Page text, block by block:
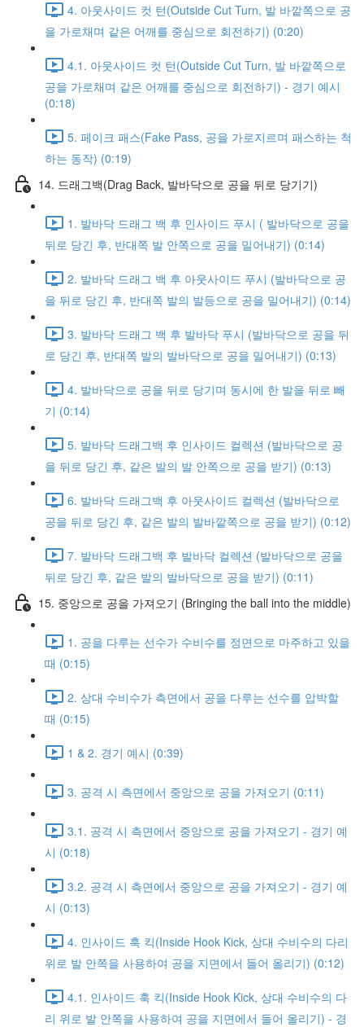
4. 아웃사이드 컷 턴(Outside Cut Turn, 발 바깥쪽으로 공
을 가로채며 같은 어깨를 중심으로 회전하기) (0:20)
4.1. 아웃사이드 컷 턴(Outside Cut Turn, 발 바깥쪽으로
공을 가로채며 같은 어깨를 중심으로 회전하기) - 경기 예시
(0:18)
5. 페이크 패스(Fake Pass, 공을 가로지르며 패스하는 척
하는 동작) (0:19)
14. 드래그백(Drag Back, 발바닥으로 공을 뒤로 당기기)
1. 발바닥 드래그 백 후 인사이드 푸시 ( 발바닥으로 공을
뒤로 당긴 후, 반대쪽 발 안쪽으로 공을 밀어내기) (0:14)
2. 발바닥 드래그 백 후 아웃사이드 푸시 (발바닥으로 공
을 뒤로 당긴 후, 반대쪽 발의 발등으로 공을 밀어내기) (0:14)
3. 발바닥 드래그 백 후 발바닥 푸시 (발바닥으로 공을 뒤
로 당긴 후, 반대쪽 발의 발바닥으로 공을 밀어내기) (0:13)
4. 발바닥으로 공을 뒤로 당기며 동시에 한 발을 뒤로 빼
기 (0:14)
5. 발바닥 드래그백 후 인사이드 컬렉션 (발바닥으로 공
을 뒤로 당긴 후, 같은 발의 발 안쪽으로 공을 받기) (0:13)
6. 발바닥 드래그백 후 아웃사이드 컬렉션 (발바닥으로
공을 뒤로 당긴 후, 같은 발의 발바깥쪽으로 공을 받기) (0:12)
7. 발바닥 드래그백 후 발바닥 컬렉션 (발바닥으로 공을
뒤로 당긴 후, 같은 발의 발바닥으로 공을 받기) (0:11)
15. 중앙으로 공을 가져오기 (Bringing the ball into the middle)
1. 공을 다루는 선수가 수비수를 정면으로 마주하고 있을
때 (0:15)
2. 상대 수비수가 측면에서 공을 다루는 선수를 압박할
때 (0:15)
1 & 2. 경기 예시 (0:39)
3. 공격 시 측면에서 중앙으로 공을 가져오기 (0:11)
3.1. 공격 시 측면에서 중앙으로 공을 가져오기 - 경기 예
시 (0:18)
3.2. 공격 시 측면에서 중앙으로 공을 가져오기 - 경기 예
시 (0:13)
4. 인사이드 훅 킥(Inside Hook Kick, 상대 수비수의 다리
위로 발 안쪽을 사용하여 공을 지면에서 들어 올리기) (0:12)
4.1. 인사이드 훅 킥(Inside Hook Kick, 상대 수비수의 다
리 위로 발 안쪽을 사용하여 공을 지면에서 들어 올리기) - 경